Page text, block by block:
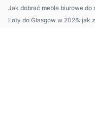
Jak dobrać meble biurowe do
Loty do Glasgow w 2026: jak